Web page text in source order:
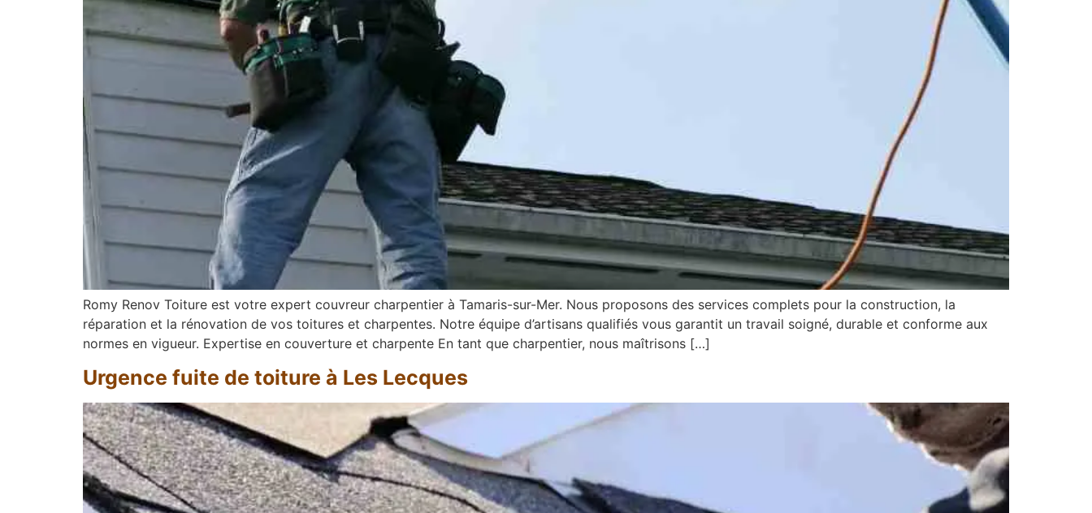
Romy Renov Toiture est votre expert couvreur charpentier à Tamaris-sur-Mer. Nous proposons des services complets pour la construction, la
réparation et la rénovation de vos toitures et charpentes. Notre équipe d’artisans qualifiés vous garantit un travail soigné, durable et conforme aux
normes en vigueur. Expertise en couverture et charpente En tant que charpentier, nous maîtrisons […]
Urgence fuite de toiture à Les Lecques